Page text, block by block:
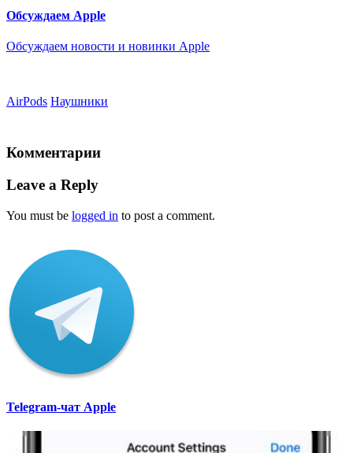
Обсуждаем Apple
Обсуждаем новости и новинки Apple
AirPods Наушники
Комментарии
Leave a Reply
You must be logged in to post a comment.
Telegram-чат Apple